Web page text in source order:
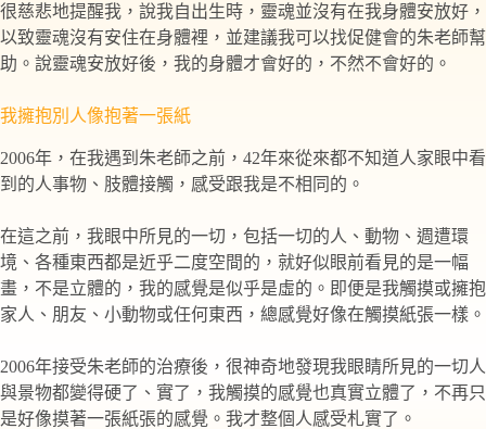
很慈悲地提醒我，說我自出生時，靈魂並沒有在我身體安放好，
以致靈魂沒有安住在身體裡，並建議我可以找促健會的朱老師幫
助。說靈魂安放好後，我的身體才會好的，不然不會好的。
我擁抱別人像抱著一張紙
2006年，在我遇到朱老師之前，42年來從來都不知道人家眼中看
到的人事物、肢體接觸，感受跟我是不相同的。
在這之前，我眼中所見的一切，包括一切的人、動物、週遭環
境、各種東西都是近乎二度空間的，就好似眼前看見的是一幅
畫，不是立體的，我的感覺是似乎是虛的。即便是我觸摸或擁抱
家人、朋友、小動物或任何東西，總感覺好像在觸摸紙張一樣。
2006年接受朱老師的治療後，很神奇地發現我眼睛所見的一切人
與景物都變得硬了、實了，我觸摸的感覺也真實立體了，不再只
是好像摸著一張紙張的感覺。我才整個人感受札實了。